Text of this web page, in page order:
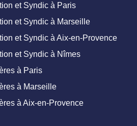
et Syndic à Paris
et Syndic à Marseille
et Syndic à Aix-en-Provence
et Syndic à Nîmes
à Paris
à Marseille
à Aix-en-Provence